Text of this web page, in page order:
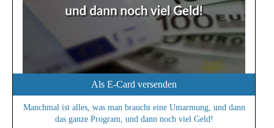
Als E-Card versenden
Manchmal ist alles, was man braucht eine Umarmung, und dann
das ganze Program, und dann noch viel Geld!